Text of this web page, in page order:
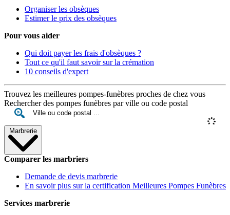
Organiser les obsèques
Estimer le prix des obsèques
Pour vous aider
Qui doit payer les frais d'obsèques ?
Tout ce qu'il faut savoir sur la crémation
10 conseils d'expert
Trouvez les meilleures pompes-funèbres proches de chez vous
Rechercher des pompes funèbres par ville ou code postal
Marbrerie
Comparer les marbriers
Demande de devis marbrerie
En savoir plus sur la certification Meilleures Pompes Funèbres
Services marbrerie